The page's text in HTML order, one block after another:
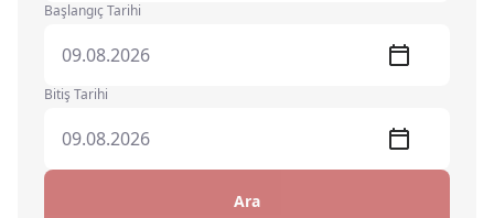
Başlangıç Tarihi
Bitiş Tarihi
Ara